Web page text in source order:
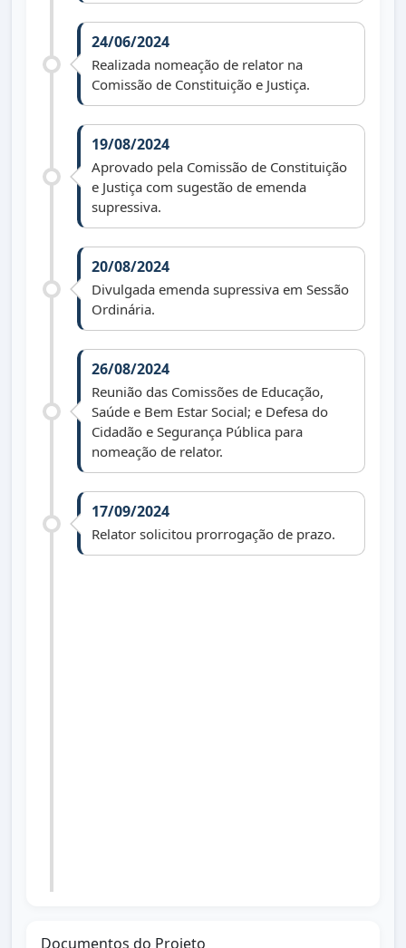
24/06/2024
Realizada nomeação de relator na
Comissão de Constituição e Justiça.
19/08/2024
Aprovado pela Comissão de Constituição
e Justiça com sugestão de emenda
supressiva.
20/08/2024
Divulgada emenda supressiva em Sessão
Ordinária.
26/08/2024
Reunião das Comissões de Educação,
Saúde e Bem Estar Social; e Defesa do
Cidadão e Segurança Pública para
nomeação de relator.
17/09/2024
Relator solicitou prorrogação de prazo.
Documentos do Projeto